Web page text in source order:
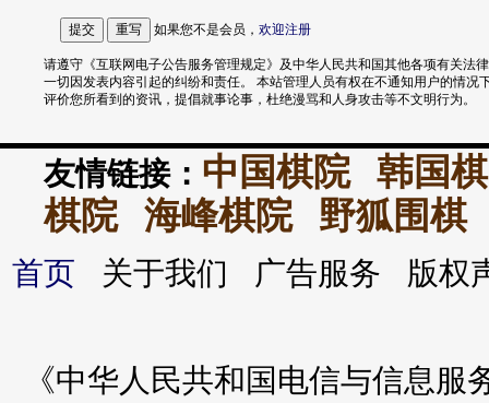
如果您不是会员， 欢迎注册
请遵守《互联网电子公告服务管理规定》及中华人民共和国其他各项有关法
一切因发表内容引起的纠纷和责任。 本站管理人员有权在不通知用户的情况
评价您所看到的资讯，提倡就事论事，杜绝漫骂和人身攻击等不文明行为。
友情链接： 中国棋院
韩国
棋院
海峰棋院 野狐围棋
首页 关于我们 广告服务 版
《中华人民共和国电信与信息